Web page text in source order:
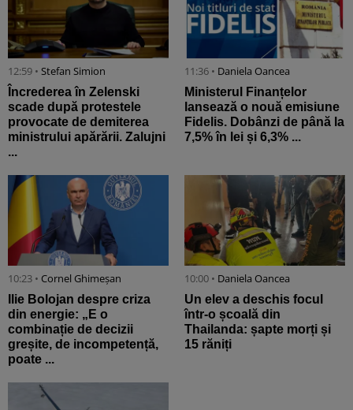
12:59 • Stefan Simion
Încrederea în Zelenski
scade după protestele
provocate de demiterea
ministrului apărării. Zalujni
...
11:36 • Daniela Oancea
Ministerul Finanțelor
lansează o nouă emisiune
Fidelis. Dobânzi de până la
7,5% în lei și 6,3% ...
10:23 • Cornel Ghimeșan
Ilie Bolojan despre criza
din energie: „E o
combinație de decizii
greșite, de incompetență,
poate ...
10:00 • Daniela Oancea
Un elev a deschis focul
într-o școală din
Thailanda: șapte morți și
15 răniți